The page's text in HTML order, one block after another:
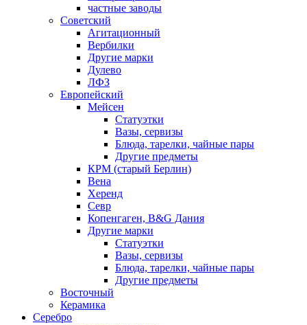
частные заводы
Советский
Агитационный
Вербилки
Другие марки
Дулево
ЛФЗ
Европейский
Мейсен
Статуэтки
Вазы, сервизы
Блюда, тарелки, чайные пары
Другие предметы
КРМ (старый Берлин)
Вена
Херенд
Севр
Копенгаген, B&G Дания
Другие марки
Статуэтки
Вазы, сервизы
Блюда, тарелки, чайные пары
Другие предметы
Восточный
Керамика
Серебро